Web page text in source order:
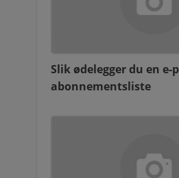
Slik ødelegger du en e-
abonnementsliste